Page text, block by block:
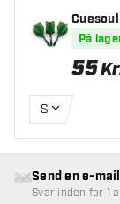
st Big
På
55
S
Send en e-mail
Svar inden for 1